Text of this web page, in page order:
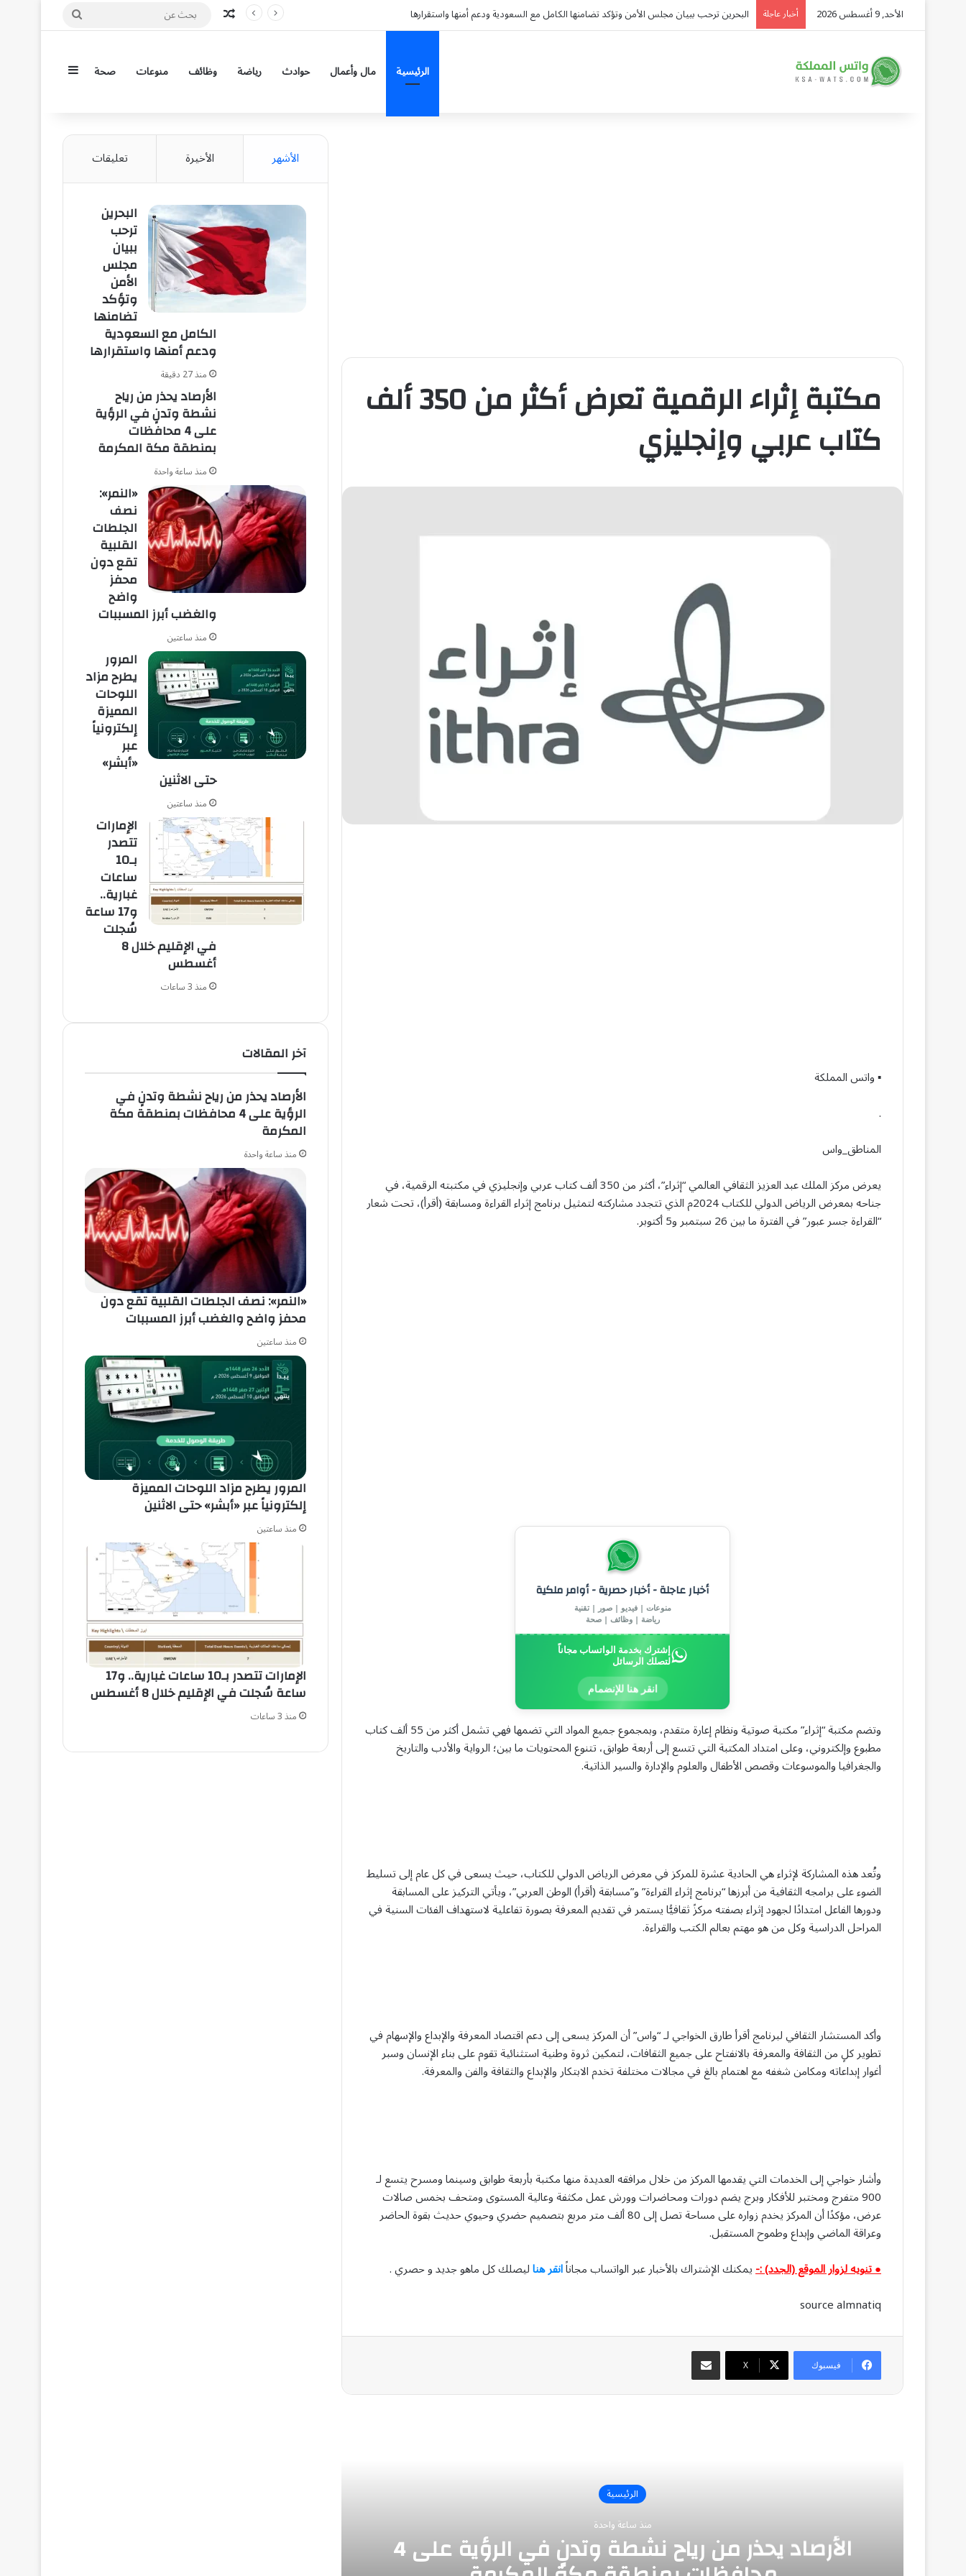
الأحد, 9 أغسطس 2026 أخبار عاجلة الأرصاد يحذر من رياح نشطة وتدنٍ في الرؤية على 4 محافظات بمنطقة مكة المكرمة مقال عشوائي
بحث
الرئيسية مال وأعمال حوادث رياضة وظائف منوعات صحة إضافة عمود
مكتبة إثراء الرقمية تعرض أكثر من 350 ألف
كتاب عربي وإنجليزي
▪︎ واتس المملكة
.
المناطق_واس
يعرض مركز الملك عبد العزيز الثقافي العالمي “إثراء”، أكثر من 350 ألف كتاب عربي وإنجليزي في مكتبته الرقمية، في
جناحه بمعرض الرياض الدولي للكتاب 2024م الذي تتجدد مشاركته لتمثيل برنامج إثراء القراءة ومسابقة (أقرأ)، تحت شعار
“القراءة جسر عبور” في الفترة ما بين 26 سبتمبر و5 أكتوبر.
أخبار عاجلة - أخبار حصرية - أوامر ملكية
منوعات | فيديو | صور | تقنية
رياضة | وظائف | صحة
إشترك بخدمة الواتساب مجاناً
لتصلك الرسائل
انقر هنا للإنضمام
وتضم مكتبة “إثراء” مكتبة صوتية ونظام إعارة متقدم، وبمجموع جميع المواد التي تضمها فهي تشمل أكثر من 55 ألف كتاب
مطبوع وإلكتروني، وعلى امتداد المكتبة التي تتسع إلى أربعة طوابق، تتنوع المحتويات ما بين؛ الرواية والأدب والتاريخ
والجغرافيا والموسوعات وقصص الأطفال والعلوم والإدارة والسير الذاتية.
وتُعد هذه المشاركة لإثراء هي الحادية عشرة للمركز في معرض الرياض الدولي للكتاب، حيث يسعى في كل عام إلى تسليط
الضوء على برامجه الثقافية من أبرزها “برنامج إثراء القراءة” و”مسابقة (أقرأ) الوطن العربي”، ويأتي التركيز على المسابقة
ودورها الفاعل امتدادًا لجهود إثراء بصفته مركزً ثقافيًّا يستمر في تقديم المعرفة بصورة تفاعلية لاستهداف الفئات السنية في
المراحل الدراسية وكل من هو مهتم بعالم الكتب والقراءة.
وأكد المستشار الثقافي لبرنامج أقرأ طارق الخواجي لـ “واس” أن المركز يسعى إلى دعم اقتصاد المعرفة والإبداع والإسهام في
تطوير كلٍ من الثقافة والمعرفة بالانفتاح على جميع الثقافات، لتمكين ثروة وطنية استثنائية تقوم على بناء الإنسان وسبر
أغوار إبداعاته ومكامن شغفه مع اهتمام بالغ في مجالات مختلفة تخدم الابتكار والإبداع والثقافة والفن والمعرفة.
وأشار خواجي إلى الخدمات التي يقدمها المركز من خلال مرافقه العديدة منها مكتبة بأربعة طوابق وسينما ومسرح يتسع لـ
900 متفرج ومختبر للأفكار وبرج يضم دورات ومحاضرات وورش عمل مكثفة وعالية المستوى ومتحف بخمس صالات
عرض، مؤكدًا أن المركز يخدم زواره على مساحة تصل إلى 80 ألف متر مربع بتصميم حضري وحيوي حديث بقوة الحاضر
وعراقة الماضي وإبداع وطموح المستقبل.
● تنويه لزوار الموقع (الجدد) :-يمكنك الإشتراك بالأخبار عبر الواتساب مجاناًانقر هناليصلك كل ماهو جديد و حصري .
source almnatiq
فيسبوك ‫X
مشاركة عبر البريد
الرئيسية
منذ ساعة واحدة
الأرصاد يحذر من رياح نشطة وتدنٍ في الرؤية على 4
الأشهر الأخيرة تعليقات
البحرين
ترحب
ببيان
مجلس
الأمن
وتؤكد
تضامنها
الكامل مع السعودية
ودعم أمنها واستقرارها
منذ 27 دقيقة
الأرصاد يحذر من رياح
نشطة وتدنٍ في الرؤية
على 4 محافظات
بمنطقة مكة المكرمة
منذ ساعة واحدة
«النمر»:
نصف
الجلطات
القلبية
تقع دون
محفز
واضح
والغضب أبرز المسببات
منذ ساعتين
المرور
يطرح مزاد
اللوحات
المميزة
إلكترونياً
عبر
«أبشر»
حتى الاثنين
منذ ساعتين
الإمارات
تتصدر
بـ10
ساعات
غبارية..
و17 ساعة
سُجلت
في الإقليم خلال 8
أغسطس
منذ 3 ساعات
آخر المقالات
الأرصاد يحذر من رياح نشطة وتدنٍ في
الرؤية على 4 محافظات بمنطقة مكة
المكرمة
منذ ساعة واحدة
«النمر»: نصف الجلطات القلبية تقع دون
محفز واضح والغضب أبرز المسببات
منذ ساعتين
المرور يطرح مزاد اللوحات المميزة
إلكترونياً عبر «أبشر» حتى الاثنين
منذ ساعتين
الإمارات تتصدر بـ10 ساعات غبارية.. و17
ساعة سُجلت في الإقليم خلال 8 أغسطس
منذ 3 ساعات